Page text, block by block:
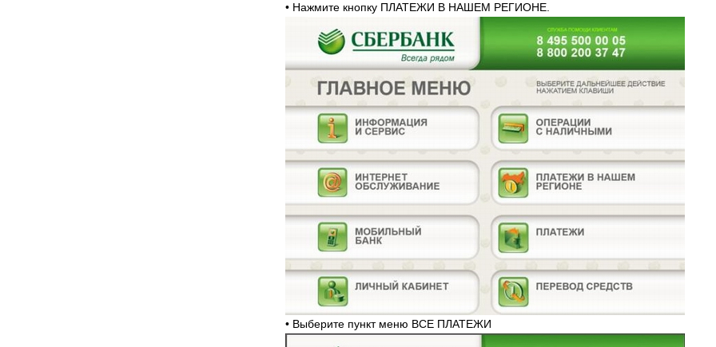
• Нажмите кнопку ПЛАТЕЖИ В НАШЕМ РЕГИОНЕ.
• Выберите пункт меню ВСЕ ПЛАТЕЖИ